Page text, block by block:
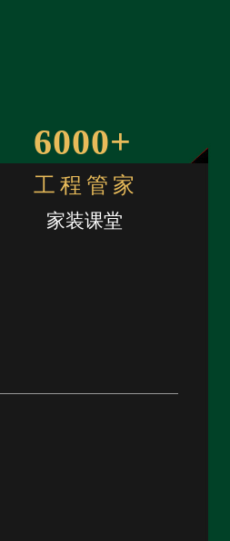
6000+
工程管家
家装课堂